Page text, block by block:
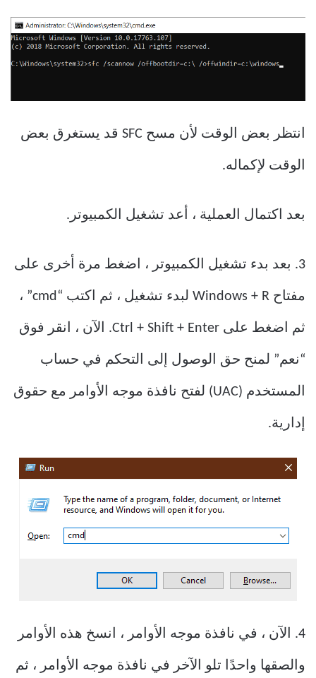
انتظر بعض الوقت لأن مسح SFC قد يستغرق بعض
الوقت لإكماله.
بعد اكتمال العملية ، أعد تشغيل الكمبيوتر.
3. بعد بدء تشغيل الكمبيوتر ، اضغط مرة أخرى على
مفتاح Windows + R لبدء تشغيل ، ثم اكتب “cmd” ،
ثم اضغط على Ctrl + Shift + Enter. الآن ، انقر فوق
“نعم” لمنح حق الوصول إلى التحكم في حساب
المستخدم (UAC) لفتح نافذة موجه الأوامر مع حقوق
إدارية.
4. الآن ، في نافذة موجه الأوامر ، انسخ هذه الأوامر
والصقها واحدًا تلو الآخر في نافذة موجه الأوامر ، ثم